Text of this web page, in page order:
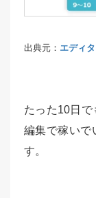
出典元： エディ
たった10日
編集で稼いで
す。